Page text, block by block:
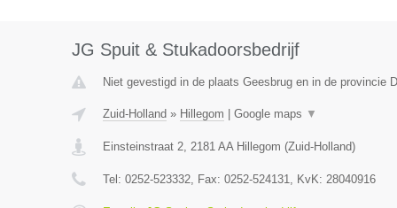
JG Spuit & Stukadoorsbedrijf
Niet gevestigd in de plaats Geesbrug en in de provincie
Zuid-Holland » Hillegom Google maps ▼
Einsteinstraat 2, 2181 AA Hillegom (Zuid-Holland)
Tel: 0252-523332, Fax: 0252-524131, KvK: 28040916